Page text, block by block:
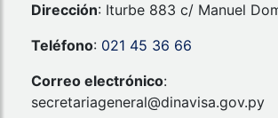
Dirección: Iturbe 883 c/ Manuel
Teléfono: 021 45 36 66
Correo electrónico:
secretariageneral@dinavisa.gov.py